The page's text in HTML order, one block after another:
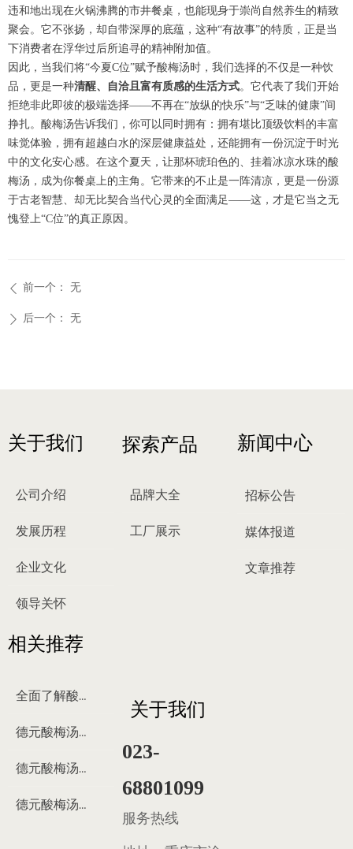
违和地出现在火锅沸腾的市井餐桌，也能现身于崇尚自然养生的精致
聚会。它不张扬，却自带深厚的底蕴，这种“有故事”的特质，正是当
下消费者在浮华过后所追寻的精神附加值。
因此，当我们将“今夏C位”赋予酸梅汤时，我们选择的不仅是一种饮
品，更是一种清醒、自洽且富有质感的生活方式。它代表了我们开始
拒绝非此即彼的极端选择——不再在“放纵的快乐”与“乏味的健康”间
挣扎。酸梅汤告诉我们，你可以同时拥有：拥有堪比顶级饮料的丰富
味觉体验，拥有超越白水的深层健康益处，还能拥有一份沉淀于时光
中的文化安心感。在这个夏天，让那杯琥珀色的、挂着冰凉水珠的酸
梅汤，成为你餐桌上的主角。它带来的不止是一阵清凉，更是一份源
于古老智慧、却无比契合当代心灵的全面满足——这，才是它当之无
愧登上“C位”的真正原因。
ꄴ 前一个： 无
ꄲ 后一个： 无
关于我们
公司介绍
发展历程
企业文化
领导关怀
探索产品
品牌大全
工厂展示
招标公告
媒体报道
文章推荐
新闻中心
关于我们
023-
68801099
服务热线
相关推荐
全面了解酸梅汤
德元酸梅汤来历
德元酸梅汤制作过程
德元酸梅汤多少钱